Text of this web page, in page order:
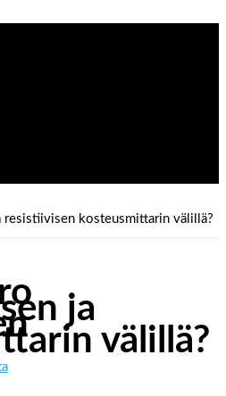
kosteusmittarin välillä?
ja
välillä?